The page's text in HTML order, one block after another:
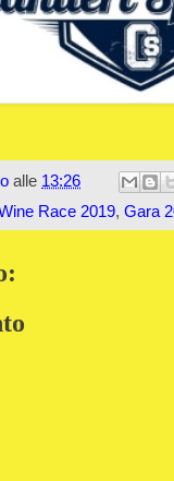
alle 13:26
Race 2019, Gara